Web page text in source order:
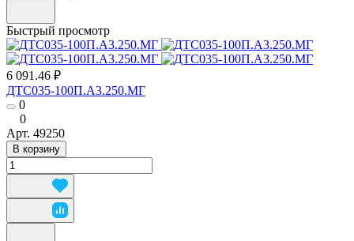
Быстрый просмотр
6 091.46 ₽
ДТС035-100П.А3.250.МГ
0
0
Арт. 49250
В корзину